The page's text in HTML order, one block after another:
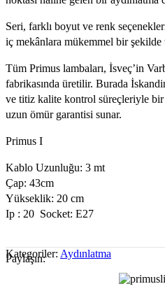
Seri, farklı boyut ve renk
iç mekânlara mükemmel bir şekilde
Tüm Primus lambaları, İsveç’in
fabrikasında üretilir. Burada
ve titiz kalite kontrol süreçleriyle
uzun ömür garantisi sunar.
Primus I
Kablo Uzunluğu: 3 mt
Çap: 43cm
Yükseklik: 20 cm
Ip : 20 Socket: E27
Kategoriler: Aydınlatma
Paylaşın: